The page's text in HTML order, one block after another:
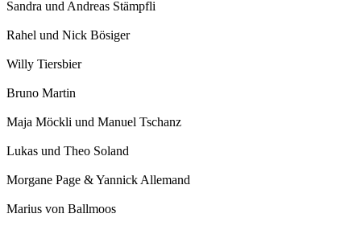
Sandra und Andreas Stämpfli
Rahel und Nick Bösiger
Willy Tiersbier
Bruno Martin
Maja Möckli und Manuel Tschanz
Lukas und Theo Soland
Morgane Page & Yannick Allemand
Marius von Ballmoos